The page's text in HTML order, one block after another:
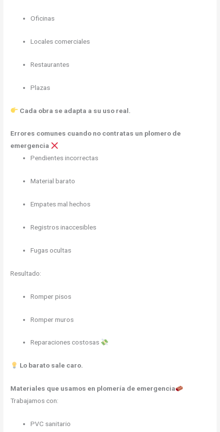
Oficinas
Locales comerciales
Restaurantes
Plazas
Cada obra se adapta a su uso real.
Errores comunes cuando no contratas un plomero de
emergencia
Pendientes incorrectas
Material barato
Empates mal hechos
Registros inaccesibles
Fugas ocultas
Resultado:
Romper pisos
Romper muros
Reparaciones costosas
Lo barato sale caro.
Materiales que usamos en plomería de emergencia
Trabajamos con:
PVC sanitario